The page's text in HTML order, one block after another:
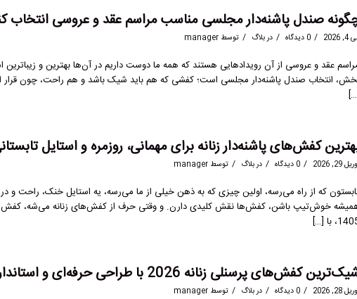
صندل پاشنه‌دار مجلسی مناسب مراسم عقد و عروسی انتخاب
2026
/ 0 دیدگاه / دربلاگ / توسط manager
عقد و عروسی از آن رویدادهایی هستند که همه ما دوست داریم در آن‌ها بهترین و زیباترین
انتخاب صندل پاشنه‌دار مجلسی است؛ کفشی که هم باید شیک باشد و هم راحت، چون قرار
کفش‌های پاشنه‌دار زنانه برای مهمانی، روزمره و استایل تابستانی 1405 با خرید
29, 2026
/ 0 دیدگاه / دربلاگ / توسط manager
که از راه می‌رسه، اولین چیزی که به ذهن خیلی از ما می‌رسه، یه استایل خنک، راحت
خوش‌تیپ باشن، کفش‌ها نقش کلیدی دارن. و وقتی حرف از کفش‌های زنانه می‌شه،
با […]
کفش‌های پرسنلی زنانه 2026 با طراحی حرفه‌ای و استاندارد با خرید اقساطی
28, 2026
/ 0 دیدگاه / دربلاگ / توسط manager